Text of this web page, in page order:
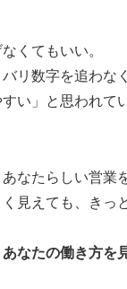
くてもいい。
リ数字を追わな
い」と思われて
なたらしい営業
見えても、きっ
あなたの働き方を